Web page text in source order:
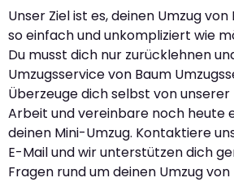
Unser Ziel ist es, deinen Umzug
so einfach und unkompliziert wie
Du musst dich nur zurücklehnen
Umzugsservice von Baum
Überzeuge dich selbst von
Arbeit und vereinbare noch heute
deinen Mini-Umzug. Kontaktiere
E-Mail und wir unterstützen dich
Fragen rund um deinen Umzug